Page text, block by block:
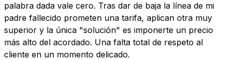
palabra dada vale cero. Tras dar de baja la línea de mi
padre fallecido prometen una tarifa, aplican otra muy
superior y la única "solución" es imponerte un precio
más alto del acordado. Una falta total de respeto al
cliente en un momento delicado.